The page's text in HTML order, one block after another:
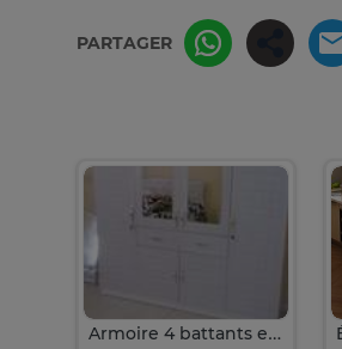
PARTAGER
Armoire 4 battants en bois